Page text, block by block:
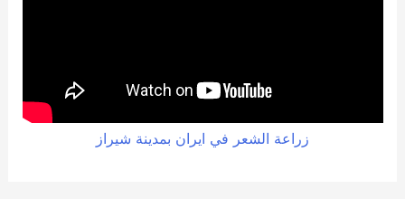
زراعة الشعر في ايران بمدينة شيراز